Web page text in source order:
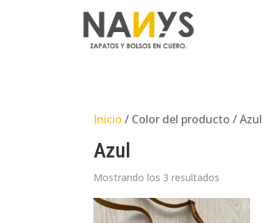
Inicio / Color del producto / Azul
Azul
Mostrando los 3 resultados